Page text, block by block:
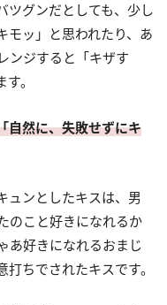
ツグンだとしても、少し
モッ」と思われたり、あ
ンジすると「キザす
。
自然に、失敗せずにキ
ュンとしたキスは、男
のこと好きになれるか
あ好きになれるおまじ
ちでされたキスです。